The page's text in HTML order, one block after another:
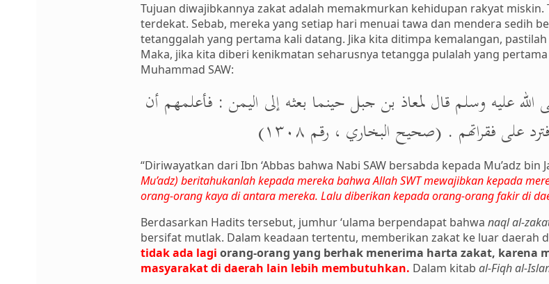
Tujuan diwajibkannya zakat adalah memakmurkan kehidupan rakyat
terdekat. Sebab, mereka yang setiap hari menuai tawa dan mendera sedih
tetanggalah yang pertama kali datang. Jika kita ditimpa kemalangan,
Maka, jika kita diberi kenikmatan seharusnya tetangga pulalah yang
Muhammad SAW:
عليه وسلم قال لمعاذ بن جبل حينما بعثه إلى اليمن : فأعلمهم أن
على فقراتهم . (صحيح البخاري ، رقم ۱۳۰۸)
“Diriwayatkan dari Ibn ‘Abbas bahwa Nabi SAW bersabda kepada Mu’adz
Mu’adz) beritahukanlah kepada mereka bahwa Allah SWT mewajibkan kepada
orang-orang kaya di antara mereka. Lalu diberikan kepada orang-orang fakir di
Berdasarkan Hadits tersebut, jumhur ‘ulama berpendapat bahwa naql al-
bersifat mutlak. Dalam keadaan tertentu, memberikan zakat ke luar daerah
tidak ada lagi orang-orang yang berhak menerima harta zakat, karena
masyarakat di daerah lain lebih membutuhkan. Dalam kitab al-Fiqh al-